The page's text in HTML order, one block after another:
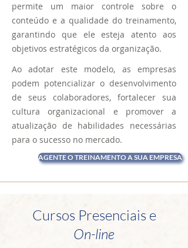
permite um maior controle sobre o
conteúdo e a qualidade do treinamento,
garantindo que ele esteja atento aos
objetivos estratégicos da organização.
Ao adotar este modelo, as empresas
podem potencializar o desenvolvimento
de seus colaboradores, fortalecer sua
cultura organizacional e promover a
atualização de habilidades necessárias
para o sucesso no mercado.
AGENTE O TREINAMENTO A SUA EMPRESA
Cursos Presenciais e
On-line